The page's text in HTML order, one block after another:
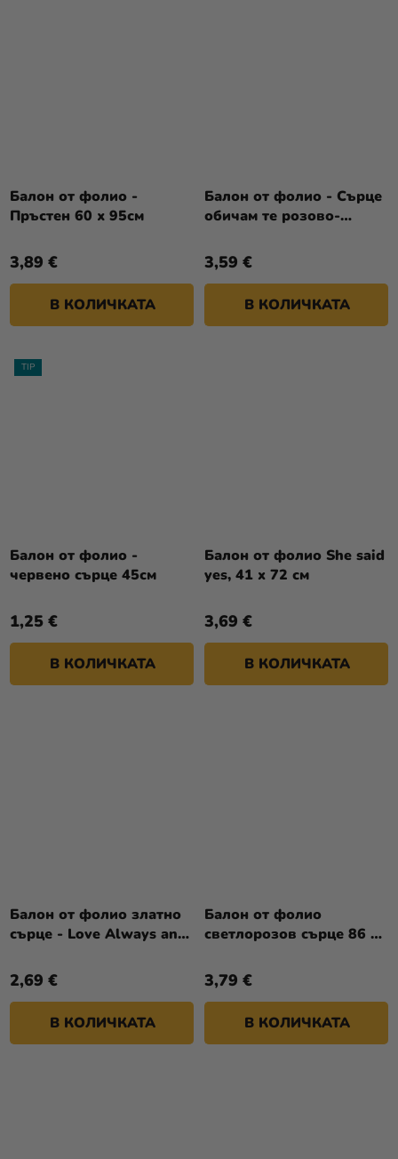
Балон от фолио -
Пръстен 60 х 95см
3,89 €
В КОЛИЧКАТА
Балон от фолио - Сърце
обичам те розово-
3,59 €
В КОЛИЧКАТА
TIP
Балон от фолио -
червено сърце 45см
1,25 €
В КОЛИЧКАТА
Балон от фолио She said
yes, 41 x 72 см
3,69 €
В КОЛИЧКАТА
Балон от фолио златно
сърце - Love Always and
2,69 €
В КОЛИЧКАТА
Балон от фолио
светлорозов сърце 86 x
3,79 €
В КОЛИЧКАТА